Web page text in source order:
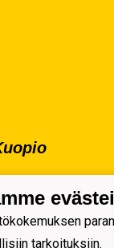
Banzai
tarkoituksiin.